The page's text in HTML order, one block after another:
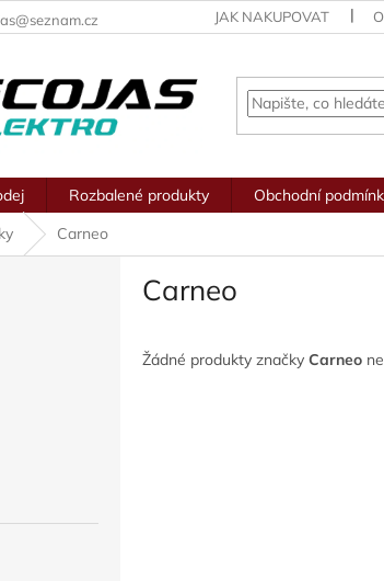
JAK NAKUPOVAT
Rozbalené produkty Obchodní
Carneo
Carneo
Žádné produkty značky Carneo